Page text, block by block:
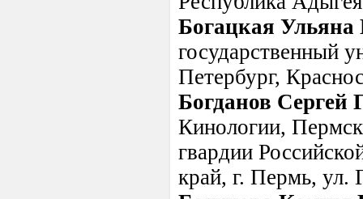
Богацкая Ульяна
государственный
Петербург,
Богданов Сергей
Кинологии,
гвардии
край, г. Пермь, ул.